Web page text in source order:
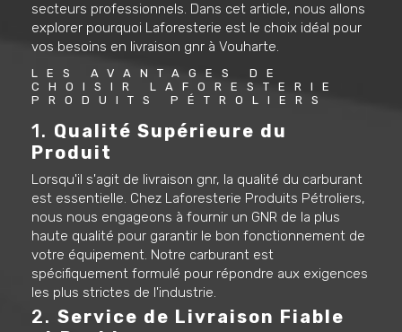
secteurs professionnels. Dans cet article, nous allons
explorer pourquoi Laforesterie est le choix idéal pour
vos besoins en livraison gnr à Vouharte.
LES AVANTAGES DE
CHOISIR LAFORESTERIE
PRODUITS PÉTROLIERS
1. Qualité Supérieure du
Produit
Lorsqu'il s'agit de livraison gnr, la qualité du carburant
est essentielle. Chez Laforesterie Produits Pétroliers,
nous nous engageons à fournir un GNR de la plus
haute qualité pour garantir le bon fonctionnement de
votre équipement. Notre carburant est
spécifiquement formulé pour répondre aux exigences
les plus strictes de l'industrie.
2. Service de Livraison Fiable